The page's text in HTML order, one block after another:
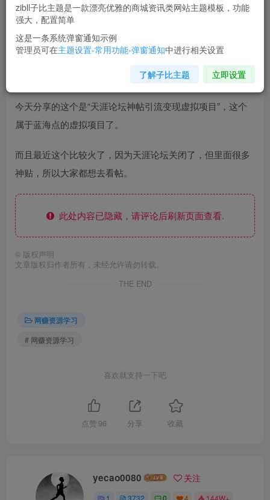
无脑搬砖天涯论坛神帖引流变现虚拟项目，一条龙实操玩法
今天分享的这个是“天涯论坛神帖引流变现虚拟项目”，这个
属于蓝海点的虚拟项目了。
而且最近这个比较火了，因为天涯论坛关闭了，但里面很多
神贴，所以大家都想去看帖。
此处内容已隐藏，请评论后刷新页面查看.
© 版权声明
文章版权归作者所有，未经允许请勿转载。
THE END
网赚资源学习
# 网赚资源学习
喜欢就支持一下吧
点赞 96 分享 收藏
yecao0080 关注
zibll子比主题是一款漂亮优雅的商城资讯类网站主题模板，功能
强大，配置简单
这是一条系统弹窗通知示例
管理员可在主题设置-常用功能-弹窗通知中进行相关设置
了解子比主题 立即设置